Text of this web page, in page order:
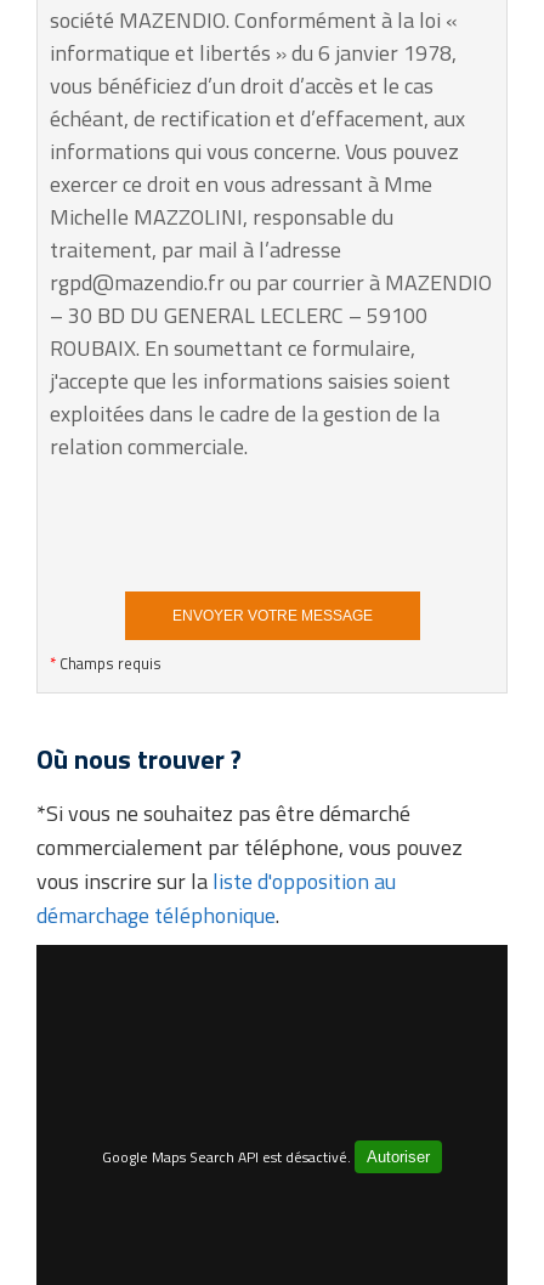
société MAZENDIO. Conformément à la loi «
informatique et libertés » du 6 janvier 1978,
vous bénéficiez d’un droit d’accès et le cas
échéant, de rectification et d’effacement, aux
informations qui vous concerne. Vous pouvez
exercer ce droit en vous adressant à Mme
Michelle MAZZOLINI, responsable du
traitement, par mail à l’adresse
rgpd@mazendio.fr ou par courrier à MAZENDIO
– 30 BD DU GENERAL LECLERC – 59100
ROUBAIX. En soumettant ce formulaire,
j'accepte que les informations saisies soient
exploitées dans le cadre de la gestion de la
relation commerciale.
* Champs requis
Où nous trouver ?
*Si vous ne souhaitez pas être démarché
commercialement par téléphone, vous pouvez
vous inscrire sur laliste d'opposition au
démarchage téléphonique.
Google Maps Search API est désactivé. Autoriser